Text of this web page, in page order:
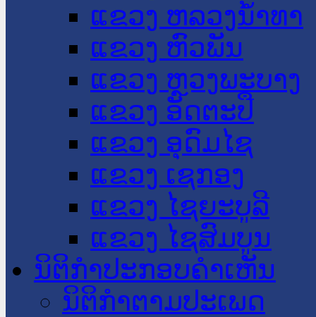
ແຂວງ ຫລວງນໍ້າທາ
ແຂວງ ຫົວພັນ
ແຂວງ ຫຼວງພະບາງ
ແຂວງ ອັດຕະປື
ແຂວງ ອຸດົມໄຊ
ແຂວງ ເຊກອງ
ແຂວງ ໄຊຍະບູລີ
ແຂວງ ໄຊສົມບູນ
ນິຕິກໍາປະກອບຄໍາເຫັນ
ນິຕິກໍາຕາມປະເພດ